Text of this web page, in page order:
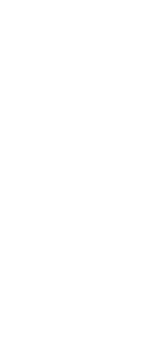
ÜLIARMAS EMANE
Emanekassipoeg